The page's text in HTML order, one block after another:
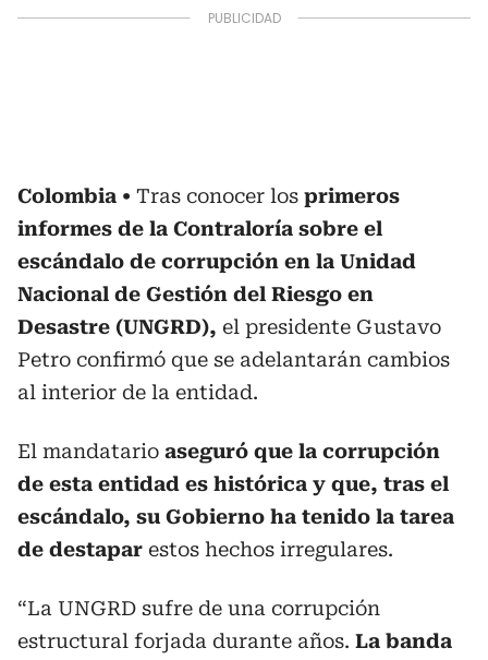
Colombia Tras conocer los primeros
informes de la Contraloría sobre el
escándalo de corrupción en la Unidad
Nacional de Gestión del Riesgo en
Desastre (UNGRD), el presidente Gustavo
Petro confirmó que se adelantarán cambios
al interior de la entidad.
El mandatario aseguró que la corrupción
de esta entidad es histórica y que, tras el
escándalo, su Gobierno ha tenido la tarea
de destapar estos hechos irregulares.
“La UNGRD sufre de una corrupción
estructural forjada durante años. La banda